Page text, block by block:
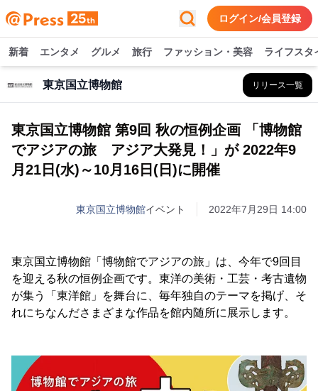
ログイン/会員登録
新着 エンタメ グルメ 旅行 ファッション・美容 ライフスタ
東京国立博物館 リリース一覧
東京国立博物館 第9回 秋の恒例企画 「博物館
でアジアの旅 アジア大発見！」が 2022年9
月21日(水)～10月16日(日)に開催
東京国立博物館イベント 2022年7月29日 14:00
東京国立博物館「博物館でアジアの旅」は、今年で9回目
を迎える秋の恒例企画です。東洋の美術・工芸・考古遺物
が集う「東洋館」を舞台に、毎年独自のテーマを掲げ、そ
れにちなんださまざまな作品を館内随所に展示します。